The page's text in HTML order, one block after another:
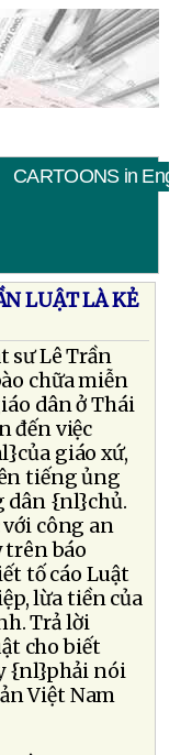
CARTOONS in English
LUẬT LÀ KẺ
sư Lê Trần
chữa miễn
dân ở Thái
đến việc
giáo xứ,
tiếng ủng
dân {nl}chủ.
với công an
trên báo
tố cáo Luật
lừa tiền của
Trả lời
cho biết
{nl}phải nói
Việt Nam